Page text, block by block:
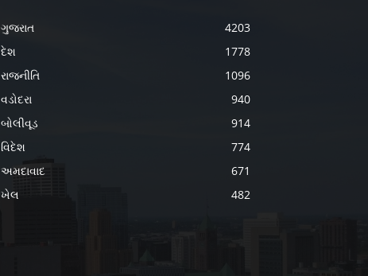
ગુજરાત
4203
દેશ
1778
રાજનીતિ
1096
વડોદરા
940
બોલીવૂડ
914
વિદેશ
774
અમદાવાદ
671
ખેલ
482